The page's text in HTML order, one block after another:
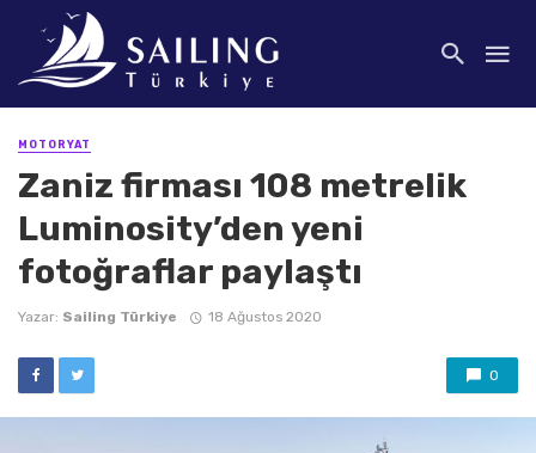
MOTORYAT
Zaniz firması 108 metrelik
Luminosity’den yeni
fotoğraflar paylaştı
Yazar: Sailing Türkiye 18 Ağustos 2020
0